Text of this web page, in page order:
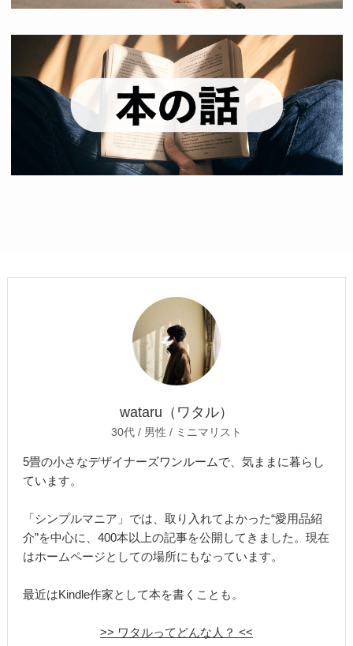
wataru（ワタル）
30代 / 男性 / ミニマリスト
5畳の小さなデザイナーズワンルームで、気ままに暮らし
ています。
「シンプルマニア」では、取り入れてよかった“愛用品紹
介”を中心に、400本以上の記事を公開してきました。現在
はホームページとしての場所にもなっています。
最近はKindle作家として本を書くことも。
>> ワタルってどんな人？ <<